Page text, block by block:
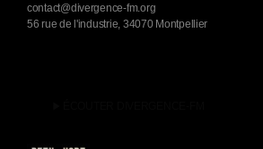
contact@divergence-fm.org
56 rue de l'industrie, 34070 Montpellier